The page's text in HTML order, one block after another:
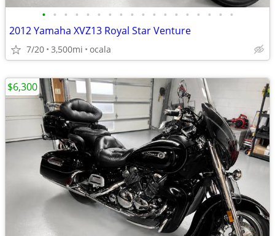
• • • • • • • • • • • • • • • • • •
2012 Yamaha XVZ13 Royal Star Venture
7/20 3,500mi ocala
$6,300